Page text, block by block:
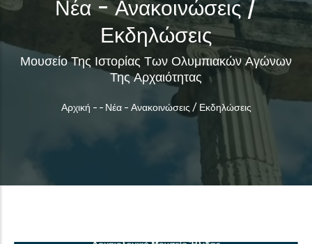
Νέα - Ανακοινώσεις /
Εκδηλώσεις
Μουσείο Της Ιστορίας Των Ολυμπιακών Αγώνων
Της Αρχαιότητας
Breadcrumb
Αρχική - - Νέα - Ανακοινώσεις / Εκδηλώσεις